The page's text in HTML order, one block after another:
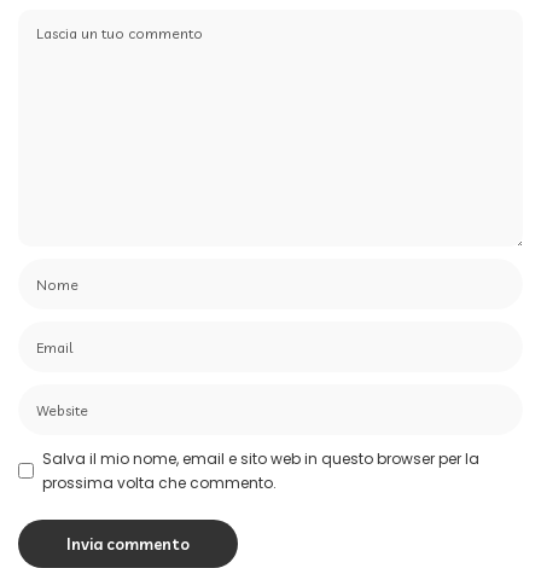
Salva il mio nome, email e sito web in questo browser per la
prossima volta che commento.